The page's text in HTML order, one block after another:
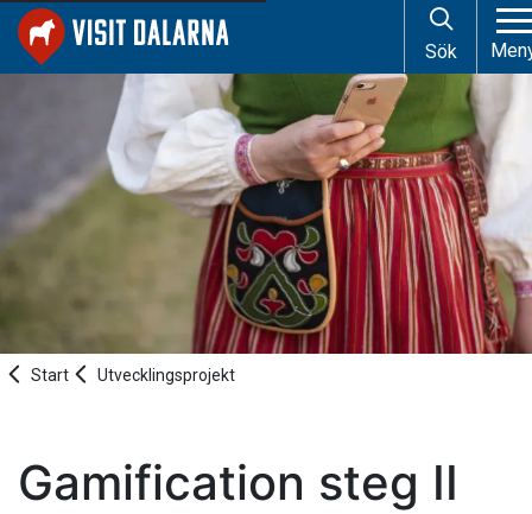
Sök
Start Utvecklingsprojekt
Gamification steg II